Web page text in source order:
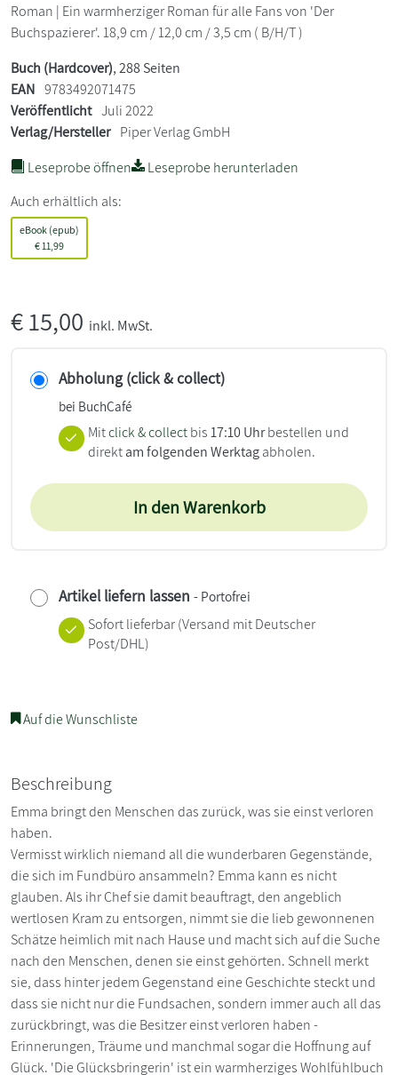
Roman | Ein warmherziger Roman für alle Fans von 'Der
Buchspazierer'. 18,9 cm / 12,0 cm / 3,5 cm ( B/H/T )
Buch (Hardcover), 288 Seiten
EAN 9783492071475
Veröffentlicht Juli 2022
Verlag/Hersteller Piper Verlag GmbH
Leseprobe öffnen
Leseprobe herunterladen
Auch erhältlich als:
eBook (epub)
€ 11,99
€15,00 inkl. MwSt.
Abholung (click & collect)
bei BuchCafé
Mitclick & collect bis17:10 Uhrbestellen und
direktam folgenden Werktagabholen.
In den Warenkorb
Artikel liefern lassen - Portofrei
Sofort lieferbar(Versand mit Deutscher
Post/DHL)
Auf die Wunschliste
Beschreibung
Emma bringt den Menschen das zurück, was sie einst verloren
haben.
Vermisst wirklich niemand all die wunderbaren Gegenstände,
die sich im Fundbüro ansammeln? Emma kann es nicht
glauben. Als ihr Chef sie damit beauftragt, den angeblich
wertlosen Kram zu entsorgen, nimmt sie die lieb gewonnenen
Schätze heimlich mit nach Hause und macht sich auf die Suche
nach den Menschen, denen sie einst gehörten. Schnell merkt
sie, dass hinter jedem Gegenstand eine Geschichte steckt und
dass sie nicht nur die Fundsachen, sondern immer auch all das
zurückbringt, was die Besitzer einst verloren haben -
Erinnerungen, Träume und manchmal sogar die Hoffnung auf
Glück. 'Die Glücksbringerin' ist ein warmherziges Wohlfühlbuch